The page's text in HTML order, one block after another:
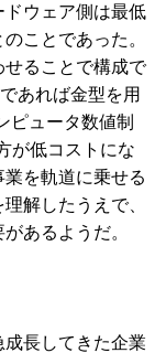
ウェア側は最低
ことであった。
せることで構成で
あれば金型を用
ピュータ数値制
が低コストにな
を軌道に乗せる
解したうえで、
あるようだ。
長してきた企業